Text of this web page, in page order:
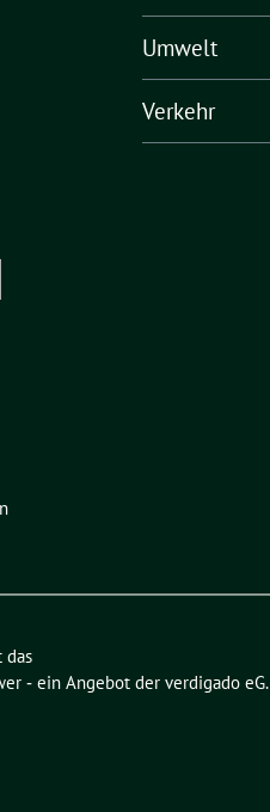
Umwelt
Verkehr
das
‐ ein Angebot der verdigado eG.